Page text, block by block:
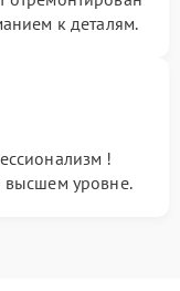
к деталям.
!
уровне.